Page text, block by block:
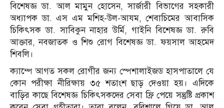
বিশেষজ্ঞ ডা. আল মামুন হোসেন, সার্জারী বিভাগের সহকারী
অধ্যাপক ডা. এস এম মশিহ-উল-আযম, শেবাচিমের আবাসিক
চিকিৎসক ডা. সাবিকুন নাহার উর্মি, গাইনি বিশেষজ্ঞ ডা. রুবি
আক্তার, নবজাতক ও শিশু রোগ বিশেষজ্ঞ ডা. ফয়সাল আহমেদ
শিবলি।
ক্যাম্পে আগত সকল রোগীর জন্য স্পেশালাইজড হাসপাতালে যে
কোন পরীক্ষা নীরিক্ষায় ৩৫ শতাংশ ছাড় দেওয়া হয়। এদিকে
বাড়ির কাছে বিশেষজ্ঞ চিকিৎসকদের সেবা ফ্রি পেয়ে সন্তুষ্টি প্রকাশ